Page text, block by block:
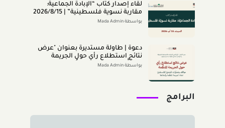
لقاء إصدار كتاب “اﻹﺑﺎدةّ اﻟﺠﻤﺎﻋﻴﺔ:
ﻣﻘﺎرﺑﺔ ﻧﺴﻮﻳﺔ ﻓﻠﺴﻄﻴﻨﻴﺔ” | 2026/8/15
|بواسطة Mada Admin
دعوة | طاولة مستديرة بعنوان "عرض
نتائج استطلاع رأي حول الجريمة
المنظَّمة- مواقف وتصوُّرات المجتمع
بواسطة Mada Admin
البرامج